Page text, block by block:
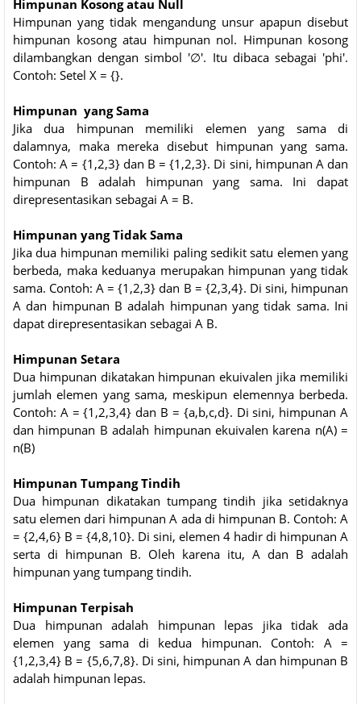
Himpunan Kosong atau Null
Himpunan yang tidak mengandung unsur apapun disebut
himpunan kosong atau himpunan nol. Himpunan kosong
dilambangkan dengan simbol '∅'. Itu dibaca sebagai 'phi'.
Contoh: Setel X = {}.
Himpunan yang Sama
Jika dua himpunan memiliki elemen yang sama di
dalamnya, maka mereka disebut himpunan yang sama.
Contoh: A = {1,2,3} dan B = {1,2,3}. Di sini, himpunan A dan
himpunan B adalah himpunan yang sama. Ini dapat
direpresentasikan sebagai A = B.
Himpunan yang Tidak Sama
Jika dua himpunan memiliki paling sedikit satu elemen yang
berbeda, maka keduanya merupakan himpunan yang tidak
sama. Contoh: A = {1,2,3} dan B = {2,3,4}. Di sini, himpunan
A dan himpunan B adalah himpunan yang tidak sama. Ini
dapat direpresentasikan sebagai A B.
Himpunan Setara
Dua himpunan dikatakan himpunan ekuivalen jika memiliki
jumlah elemen yang sama, meskipun elemennya berbeda.
Contoh: A = {1,2,3,4} dan B = {a,b,c,d}. Di sini, himpunan A
dan himpunan B adalah himpunan ekuivalen karena n(A) =
n(B)
Himpunan Tumpang Tindih
Dua himpunan dikatakan tumpang tindih jika setidaknya
satu elemen dari himpunan A ada di himpunan B. Contoh: A
= {2,4,6} B = {4,8,10}. Di sini, elemen 4 hadir di himpunan A
serta di himpunan B. Oleh karena itu, A dan B adalah
himpunan yang tumpang tindih.
Himpunan Terpisah
Dua himpunan adalah himpunan lepas jika tidak ada
elemen yang sama di kedua himpunan. Contoh: A =
{1,2,3,4} B = {5,6,7,8}. Di sini, himpunan A dan himpunan B
adalah himpunan lepas.